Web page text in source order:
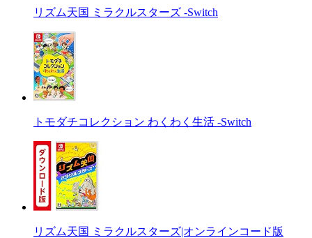
リズム天国 ミラクルスターズ -Switch
トモダチコレクション わくわく生活 -Switch
リズム天国 ミラクルスターズ|オンラインコード版